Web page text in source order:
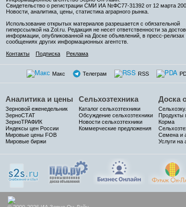
Свидетельство о регистрации СМИ ИА №ФС77-31392 от 12 марта
Новости, аналитика, цены, статистика аграрного рынка.
Использование открытых материалов разрешается с обязательной
гиперссылкой на Zol.ru. Редакция не несет ответственности за
информации, опубликованной на Доске объявлений, в пресс-релизах
сообщениях других информационных агентств.
Контакты
Подписка Реклама
Макс Телеграм RSS
Аналитика и цены
Зерновой еженедельник
ЗерноСТАТ
ЗерноТРАФИК
Индексы цен России
Мировые цены FOB
Мировые биржи
Сельхозтехника
Каталог сельхозтехники
Обсуждение сельхозтехники
Новости сельхозтехники
Коммерческие предложения
Доска
Продукты
Корма
Семена и
Услуги на